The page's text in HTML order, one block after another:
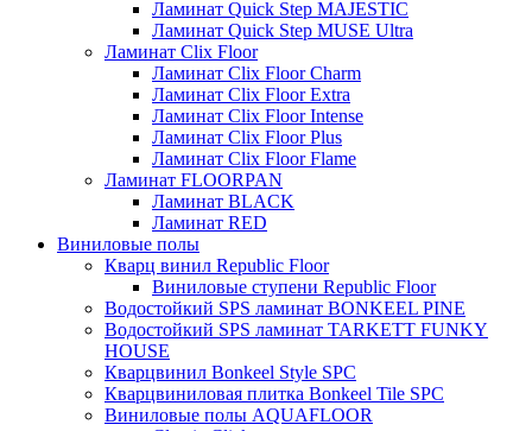
Ламинат Quick Step MAJESTIC
Ламинат Quick Step MUSE Ultra
Ламинат Clix Floor
Ламинат Clix Floor Charm
Ламинат Clix Floor Extra
Ламинат Clix Floor Intense
Ламинат Clix Floor Plus
Ламинат Clix Floor Flame
Ламинат FLOORPAN
Ламинат BLACK
Ламинат RED
Виниловые полы
Кварц винил Republic Floor
Виниловые ступени Republic Floor
Водостойкий SPS ламинат BONKEEL PINE
Водостойкий SPS ламинат TARKETT FUNKY
HOUSE
Кварцвинил Bonkeel Style SPC
Кварцвиниловая плитка Bonkeel Tile SPC
Виниловые полы AQUAFLOOR